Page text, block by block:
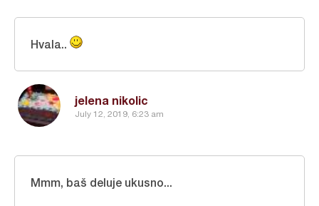
jelena nikolic
July 12, 2019, 6:23 am
Hvala..
Mmm, baš deluje ukusno...